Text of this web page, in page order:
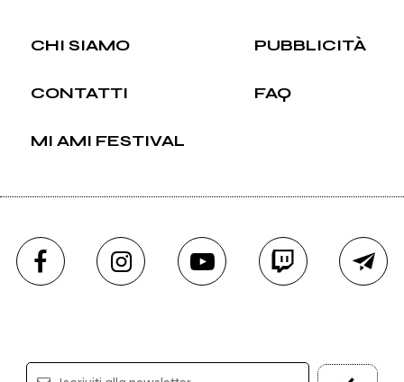
CHI SIAMO PUBBLICITÀ
CONTATTI FAQ
MI AMI FESTIVAL